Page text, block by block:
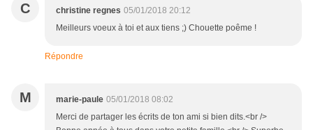
C christine regnes 05/01/2018 20:12
Meilleurs voeux à toi et aux tiens ;) Chouette poême !
Répondre
M marie-paule 05/01/2018 08:02
Merci de partager les écrits de ton ami si bien dits.<br />